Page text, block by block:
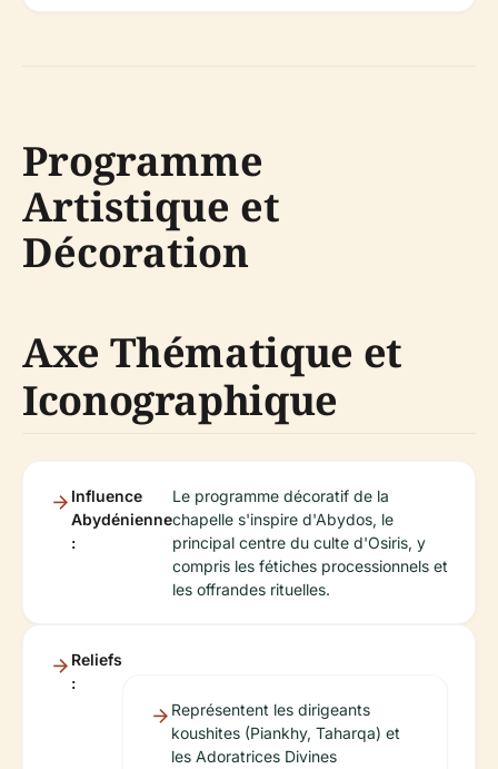
Programme
Artistique et
Décoration
Axe Thématique et
Iconographique
Influence
Abydénienne
:
Le programme décoratif de la
chapelle s'inspire d'Abydos, le
principal centre du culte d'Osiris, y
compris les fétiches processionnels et
les offrandes rituelles.
Reliefs
:
Représentent les dirigeants
koushites (Piankhy, Taharqa) et
les Adoratrices Divines